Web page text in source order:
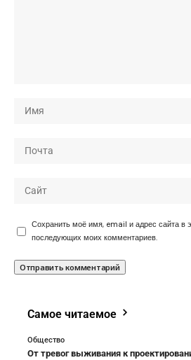
Сохранить моё имя, email и адрес сайта в
последующих моих комментариев.
Самое читаемое
Общество
От тревог выживания к